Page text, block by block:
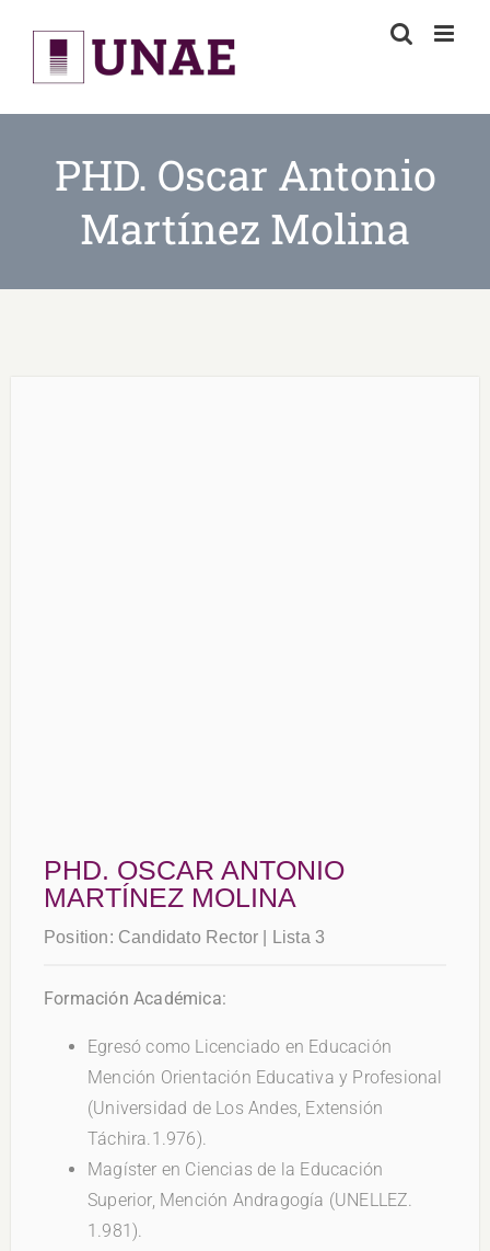
content
PHD. Oscar Antonio
Martínez Molina
PHD. OSCAR ANTONIO
MARTÍNEZ MOLINA
Position: Candidato Rector | Lista 3
Formación Académica:
Egresó como Licenciado en Educación
Mención Orientación Educativa y Profesional
(Universidad de Los Andes, Extensión
Táchira.1.976).
Magíster en Ciencias de la Educación
Superior, Mención Andragogía (UNELLEZ.
1.981).